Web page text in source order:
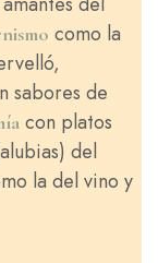
como la
sabores de
con platos
del
la del vino y